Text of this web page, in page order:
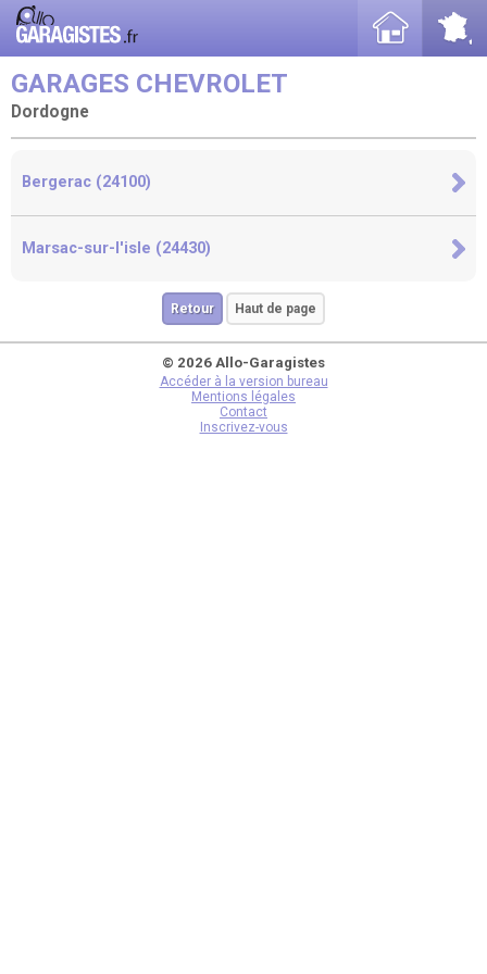
GARAGES CHEVROLET
Dordogne
Bergerac (24100)
Marsac-sur-l'isle (24430)
Retour Haut de page
© 2026 Allo-Garagistes
Accéder à la version bureau
Mentions légales
Contact
Inscrivez-vous